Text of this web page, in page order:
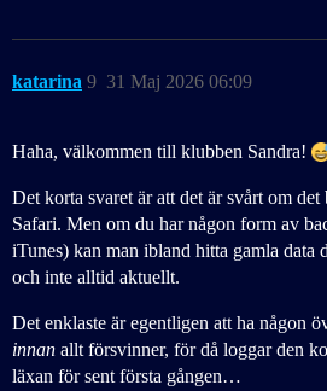
katarina 31 Maj 2026 06:09
9
Haha, välkommen till klubben Sandra!
Det korta svaret är att det är svårt om det
Safari. Men om du har någon form av
iTunes) kan man ibland hitta gamla data
och inte alltid aktuellt.
Det enklaste är egentligen att ha någon
innan allt försvinner, för då loggar den
läxan för sent första gången…